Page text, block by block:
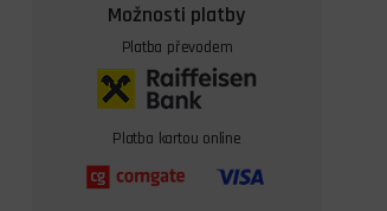
Možnosti platby
Platba převodem
Platba kartou online